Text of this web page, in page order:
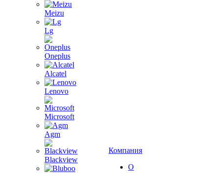
Meizu
Lg
Oneplus
Alcatel
Lenovo
Microsoft
Agm
Blackview
Компания
О